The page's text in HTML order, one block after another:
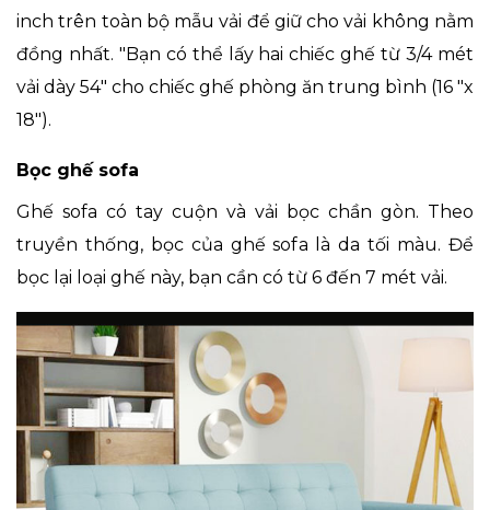
inch trên toàn bộ mẫu vải để giữ cho vải không nằm
đồng nhất. "Bạn có thể lấy hai chiếc ghế từ 3/4 mét
vải dày 54" cho chiếc ghế phòng ăn trung bình (16 "x
18").
Bọc ghế sofa
Ghế sofa có tay cuộn và vải bọc chần gòn. Theo
truyền thống, bọc của ghế sofa là da tối màu. Để
bọc lại loại ghế này, bạn cần có từ 6 đến 7 mét vải.